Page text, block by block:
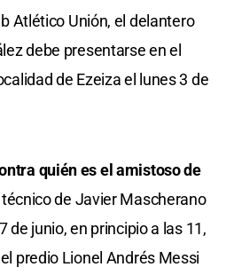
Atlético Unión, el delantero
debe presentarse en el
de Ezeiza el lunes 3 de
quién es el amistoso de
de Javier Mascherano
de junio, en principio a las 11,
predio Lionel Andrés Messi